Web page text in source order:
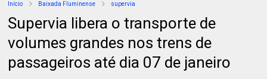
Início Baixada Fluminense supervia
Supervia libera o transporte de
volumes grandes nos trens de
passageiros até dia 07 de janeiro